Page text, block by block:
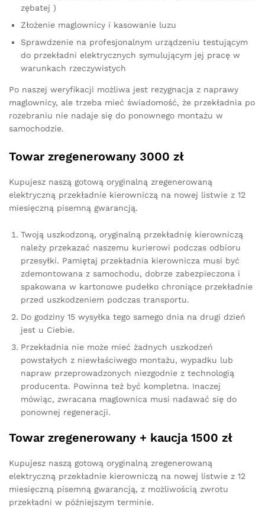
zębatej )
Złożenie maglownicy i kasowanie luzu
Sprawdzenie na profesjonalnym urządzeniu testującym
do przekładni elektrycznych symulującym jej pracę w
warunkach rzeczywistych
Po naszej weryfikacji możliwa jest rezygnacja z naprawy
maglownicy, ale trzeba mieć świadomość, że przekładnia po
rozebraniu nie nadaje się do ponownego montażu w
samochodzie.
Towar zregenerowany 3000 zł
Kupujesz naszą gotową oryginalną zregenerowaną
elektryczną przekładnie kierowniczą na nowej listwie z 12
miesięczną pisemną gwarancją.
Twoją uszkodzoną, oryginalną przekładnię kierowniczą
należy przekazać naszemu kurierowi podczas odbioru
przesyłki. Pamiętaj przekładnia kierownicza musi być
zdemontowana z samochodu, dobrze zabezpieczona i
spakowana w kartonowe pudełko chroniące przekładnie
przed uszkodzeniem podczas transportu.
Do godziny 15 wysyłka tego samego dnia na drugi dzień
jest u Ciebie.
Przekładnia nie może mieć żadnych uszkodzeń
powstałych z niewłaściwego montażu, wypadku lub
napraw przeprowadzonych niezgodnie z technologią
producenta. Powinna też być kompletna. Inaczej
mówiąc, zwracana maglownica musi nadawać się do
ponownej regeneracji.
Towar zregenerowany + kaucja 1500 zł
Kupujesz naszą gotową oryginalną zregenerowaną
elektryczną przekładnie kierowniczą na nowej listwie z 12
miesięczną pisemną gwarancją, z możliwością zwrotu
przekładni w późniejszym terminie.